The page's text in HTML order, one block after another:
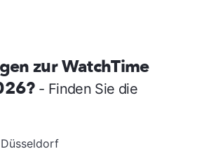
zur WatchTime
- Finden Sie die